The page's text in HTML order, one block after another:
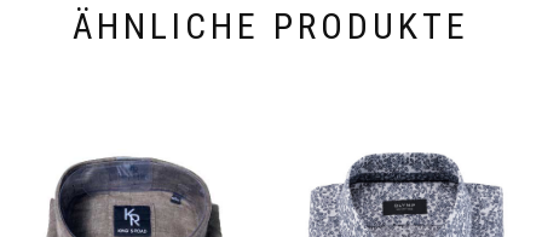
ÄHNLICHE PRODUKTE